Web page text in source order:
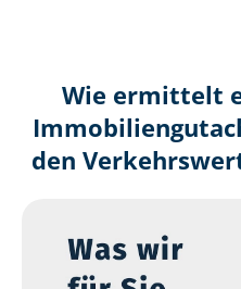
Wie ermittelt
den